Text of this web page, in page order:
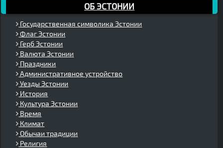
ОБ ЭСТОНИИ
Государственная символика Эстонии
Флаг Эстонии
Герб Эстонии
Валюта Эстонии
Праздники
Административное устройство
Уезды Эстонии
История
Культура Эстонии
Время
Климат
Обычаи традиции
Религия